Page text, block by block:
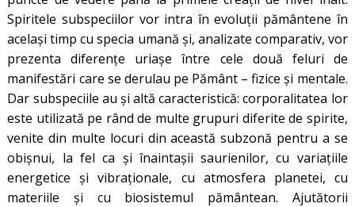
Spiritele subspeciilor vor intra în evoluții pământene în
același timp cu specia umană și, analizate comparativ, vor
prezenta diferențe uriașe între cele două feluri de
manifestări care se derulau pe Pământ – fizice și mentale.
Dar subspeciile au și altă caracteristică: corporalitatea lor
este utilizată pe rând de multe grupuri diferite de spirite,
venite din multe locuri din această subzonă pentru a se
obișnui, la fel ca și înaintașii saurienilor, cu variațiile
energetice și vibraționale, cu atmosfera planetei, cu
materiile și cu biosistemul pământean. Ajutătorii